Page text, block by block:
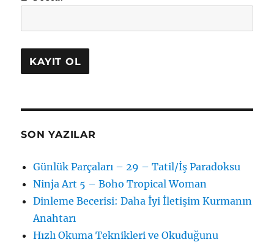
SON YAZILAR
Günlük Parçaları – 29 – Tatil/İş Paradoksu
Ninja Art 5 – Boho Tropical Woman
Dinleme Becerisi: Daha İyi İletişim Kurmanın
Anahtarı
Hızlı Okuma Teknikleri ve Okuduğunu